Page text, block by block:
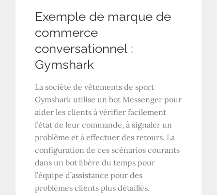
Exemple de marque de
commerce
conversationnel :
Gymshark
La société de vêtements de sport
Gymshark utilise un bot Messenger pour
aider les clients à vérifier facilement
l’état de leur commande, à signaler un
problème et à effectuer des retours. La
configuration de ces scénarios courants
dans un bot libère du temps pour
l’équipe d’assistance pour des
problèmes clients plus détaillés.